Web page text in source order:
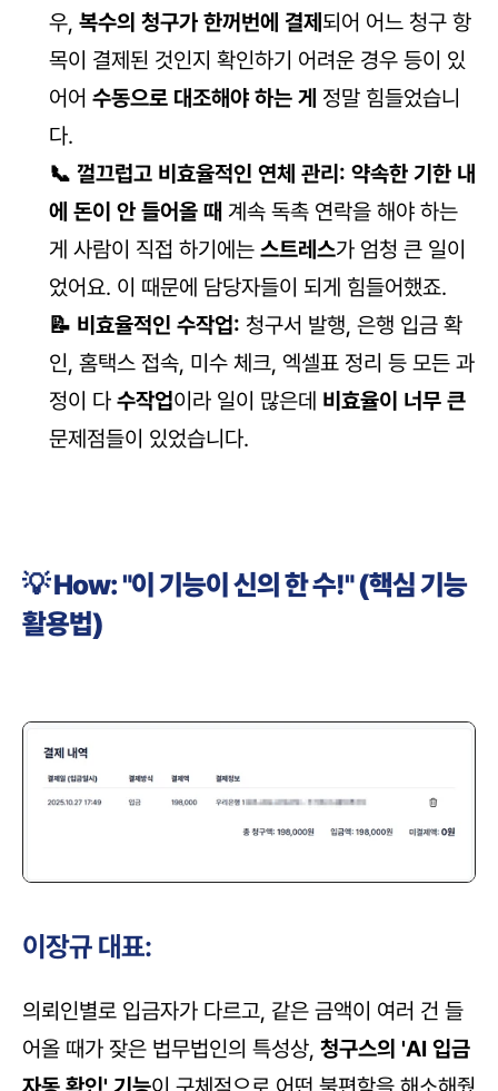
우, 복수의 청구가 한꺼번에 결제 되어 어느 청구 항
목이 결제된 것인지 확인하기 어려운 경우 등이 있
어어 수동으로 대조해야 하는 게 정말 힘들었습니
다.
📞 껄끄럽고 비효율적인 연체 관리: 약속한 기한 내
에 돈이 안 들어올 때 계속 독촉 연락을 해야 하는
게 사람이 직접 하기에는 스트레스가 엄청 큰 일이
었어요. 이 때문에 담당자들이 되게 힘들어했죠.
📝 비효율적인 수작업: 청구서 발행, 은행 입금 확
인, 홈택스 접속, 미수 체크, 엑셀표 정리 등 모든 과
정이 다 수작업이라 일이 많은데 비효율이 너무 큰
문제점들이 있었습니다.
💡 How: "이 기능이 신의 한 수!" (핵심 기능
활용법)
이장규 대표:
의뢰인별로 입금자가 다르고, 같은 금액이 여러 건 들
어올 때가 잦은 법무법인의 특성상, 청구스의 'AI 입금